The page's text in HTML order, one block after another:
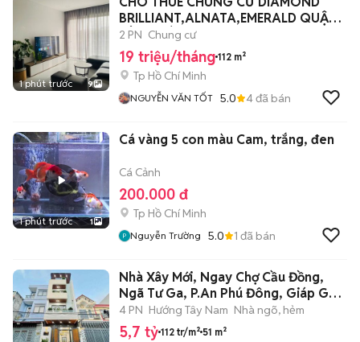
1 phút trước 9
BRILLIANT,ALNATA,EMERALD QUẬN
TÂN PHÚ
2 PN Chung cư
19 triệu/tháng 112 m²
Tp Hồ Chí Minh
NGUYỄN VĂN TỐT 5.0 4đã bán
1 phút trước 1
Cá vàng 5 con màu Cam, trắng, đen
Cá Cảnh
200.000 đ
Tp Hồ Chí Minh
Nguyễn Trường 5.0 1 đã bán
Nhà Xây Mới, Ngay Chợ Cầu Đồng,
Ngã Tư Ga, P.An Phú Đông, Giáp Gò
Vấp
4 PN Hướng Tây Nam Nhà ngõ, hẻm
5,7 tỷ 112 tr/m² 51 m²